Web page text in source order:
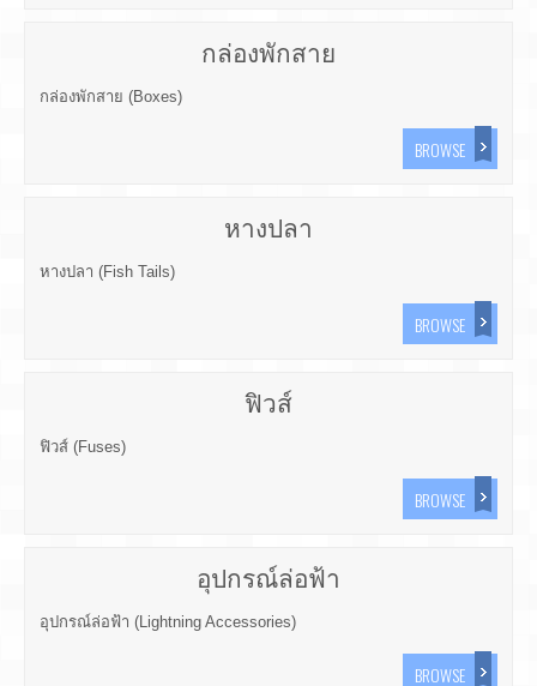
กล่องพักสาย
กล่องพักสาย (Boxes)
BROWSE
หางปลา
หางปลา (Fish Tails)
BROWSE
ฟิวส์
ฟิวส์ (Fuses)
BROWSE
อุปกรณ์ล่อฟ้า
อุปกรณ์ล่อฟ้า (Lightning Accessories)
BROWSE